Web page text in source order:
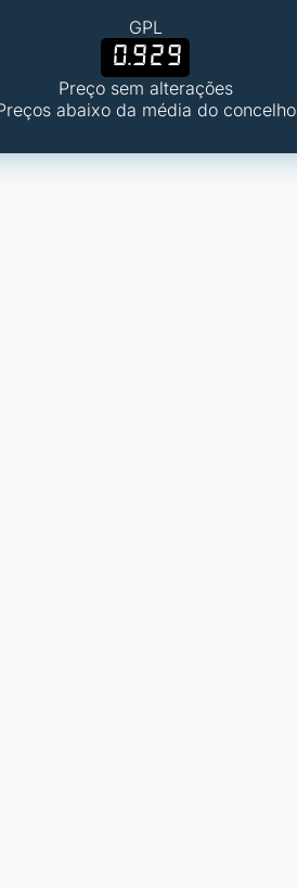
GPL
0.929
Preço sem alterações
abaixo da média do concelho